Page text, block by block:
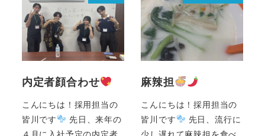
内定者顔合わせ
こんにちは！採用担当の
皆川です
先日、来年の
麻辣担
こんにちは！採用担当の
皆川です
先日、流行に